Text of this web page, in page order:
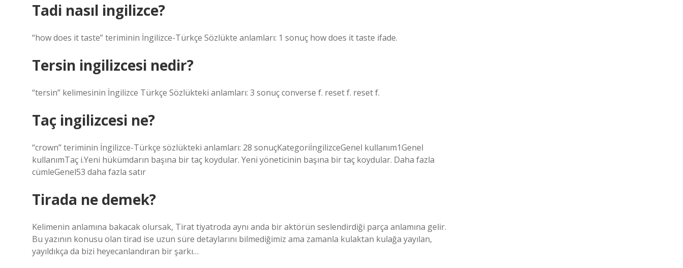
Tadi nasıl ingilizce?
“how does it taste” teriminin İngilizce-Türkçe Sözlükte anlamları: 1 sonuç how does it taste ifade.
Tersin ingilizcesi nedir?
“tersin” kelimesinin İngilizce Türkçe Sözlükteki anlamları: 3 sonuç converse f. reset f. reset f.
Taç ingilizcesi ne?
“crown” teriminin İngilizce-Türkçe sözlükteki anlamları: 28 sonuçKategoriİngilizceGenel kullanım1Genel
kullanımTaç i.Yeni hükümdarın başına bir taç koydular. Yeni yöneticinin başına bir taç koydular. Daha fazla
cümleGenel53 daha fazla satır
Tirada ne demek?
Kelimenin anlamına bakacak olursak, Tirat tiyatroda aynı anda bir aktörün seslendirdiği parça anlamına gelir.
Bu yazının konusu olan tirad ise uzun süre detaylarını bilmediğimiz ama zamanla kulaktan kulağa yayılan,
yayıldıkça da bizi heyecanlandıran bir şarkı…